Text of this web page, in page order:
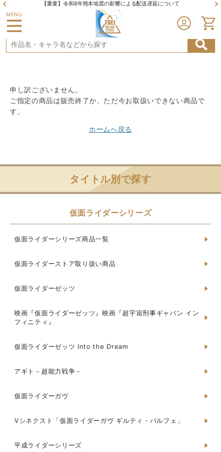
【重要】令和8年熊本地震の影響による配送遅延について
MENU
申し訳ございません。
ご指定の商品は販売終了か、ただ今お取扱いできない商品で
す。
ホームへ戻る
タイトル別で探す
仮面ライダーシリーズ
仮面ライダーシリーズ商品一覧
仮面ライダーストア取り扱い商品
仮面ライダーゼッツ
映画『仮面ライダーゼッツ』映画『超宇宙刑事ギャバン イン
フィニティ』
仮面ライダーゼッツ Into the Dream
アギト－超能力戦争－
仮面ライダーガヴ
Vシネクスト「仮面ライダーガヴ ギルティ・パルフェ」
平成ライダーシリーズ